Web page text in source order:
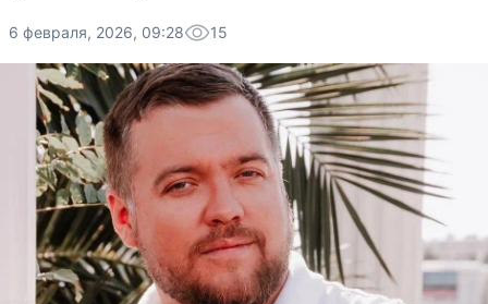
6 февраля, 2026, 09:28 15